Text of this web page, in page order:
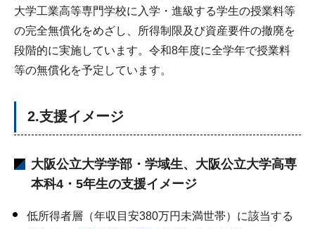
大学工業高等専門学校に入学・進級する学生の授業料等
の完全無償化をめざし、所得制限及び資産要件の撤廃を
段階的に実施しています。令和8年度に全学年で授業料
等の無償化を予定しています。
2.支援イメージ
大阪公立大学学部・学域生、大阪公立大学高専
本科4・5年生の支援イメージ
低所得者層（年収目安380万円未満世帯）に該当する